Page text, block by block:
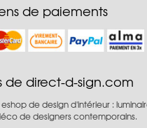
de paiements
de direct-d-sign.com
de design d'intérieur :
de designers contemporains.